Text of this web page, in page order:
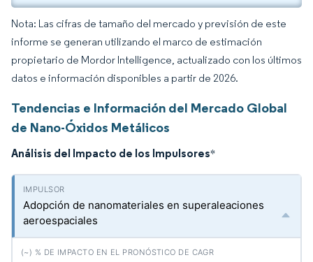
Nota: Las cifras de tamaño del mercado y previsión de este
informe se generan utilizando el marco de estimación
propietario de Mordor Intelligence, actualizado con los últimos
datos e información disponibles a partir de 2026.
Tendencias e Información del Mercado Global
de Nano-Óxidos Metálicos
Análisis del Impacto de los Impulsores*
Adopción de nanomateriales en superaleaciones
aeroespaciales